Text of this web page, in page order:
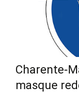
Charente-
masque